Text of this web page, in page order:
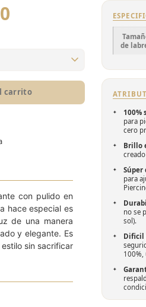
8mm (L)
carrito
con pulido en
hace especial es
de una manera
y elegante. Es
sin sacrificar
de
100%
para
cero
Brillo
Súper
para
no se
sol).
Dificil
100%,